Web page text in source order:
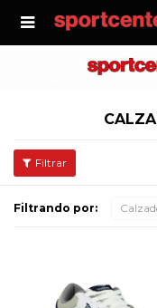

Filtrando por: